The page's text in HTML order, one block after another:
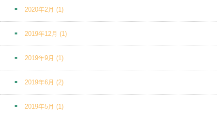
2020年2月 (1)
2019年12月 (1)
2019年9月 (1)
2019年6月 (2)
2019年5月 (1)